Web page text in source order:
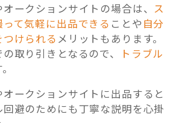
ークションサイトの場合は、 ス
て気軽に出品できる ことや自分
けられる メリットもあります。
取り引きとなるので、
トラブル
ークションサイトに出品すると
避のためにも丁寧な説明を心掛